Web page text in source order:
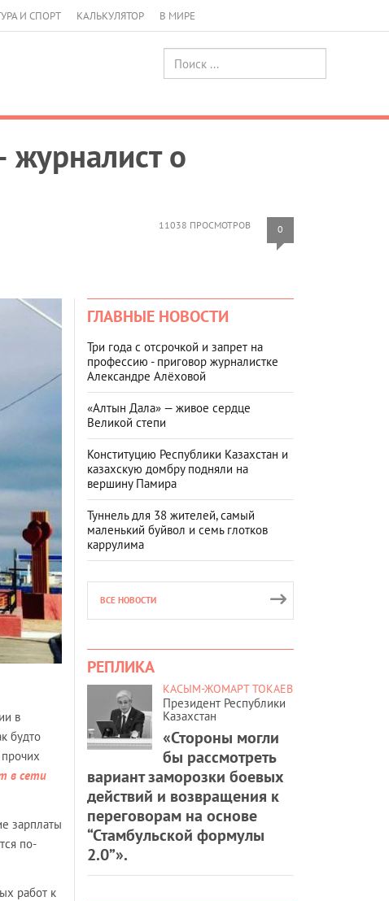
И СПОРТ КАЛЬКУЛЯТОР В МИРЕ
журналист о
11038 ПРОСМОТРОВ 0
в
будто
в сети
зарплаты
по-
работ к
ГЛАВНЫЕ НОВОСТИ
Три года с отсрочкой и запрет на
профессию - приговор журналистке
Александре Алёховой
«Алтын Дала» — живое сердце
Великой степи
Конституцию Республики Казахстан и
казахскую домбру подняли на
вершину Памира
Туннель для 38 жителей, самый
маленький буйвол и семь глотков
каррулима
ВСЕ НОВОСТИ
РЕПЛИКА
КАСЫМ-ЖОМАРТ ТОКАЕВ
Президент Республики
Казахстан
«Стороны могли
бы рассмотреть
вариант заморозки боевых
действий и возвращения к
переговорам на основе
“Стамбульской формулы
2.0”».